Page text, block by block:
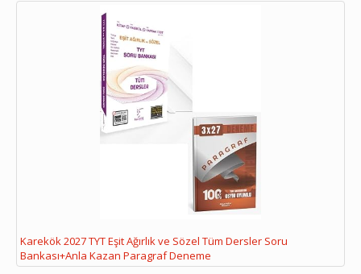
Karekök 2027 TYT Eşit Ağırlık ve Sözel Tüm Dersler Soru
Bankası+Anla Kazan Paragraf Deneme